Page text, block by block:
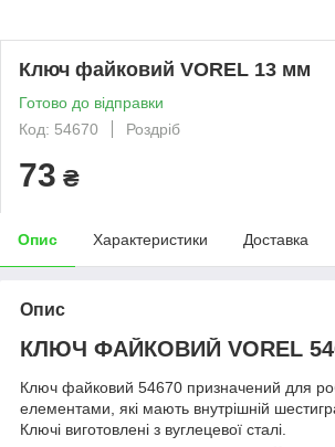
Ключ файковий VOREL 13 мм
Готово до відправки
Код: 54670
Роздріб
73 ₴
Опис Характеристики Доставка
Опис
КЛЮЧ ФАЙКОВИЙ VOREL
Ключ файковий 54670 призначений для
елементами, які мають внутрішній
Ключі виготовлені з вуглецевої сталі.